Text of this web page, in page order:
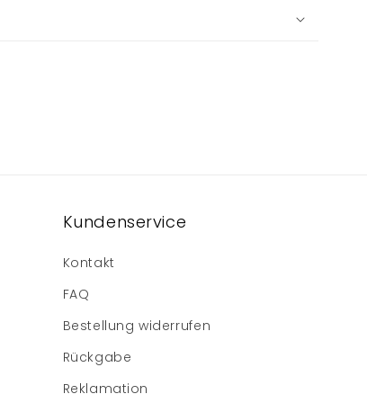
Kundenservice
Kontakt
FAQ
Bestellung widerrufen
Rückgabe
Reklamation